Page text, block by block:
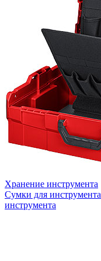
Хранение инструмента
Сумки для инструмента
инструмента